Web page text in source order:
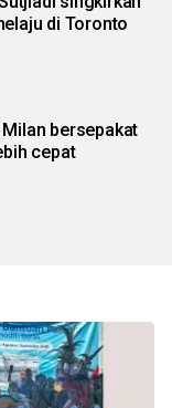
di Toronto
bersepakat
cepat